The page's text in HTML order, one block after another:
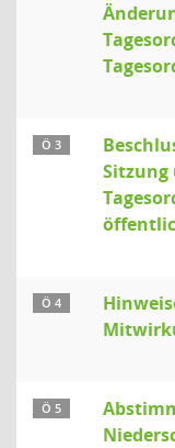
Ö 3
Sitzung
Ö 4
Ö 5